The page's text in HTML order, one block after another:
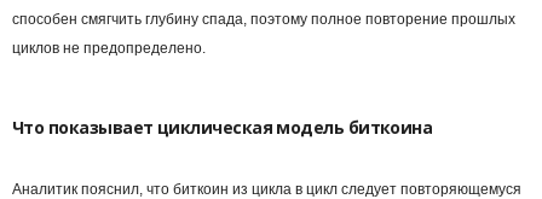
способен смягчить глубину спада, поэтому полное повторение прошлых
циклов не предопределено.
Что показывает циклическая модель биткоина
Аналитик пояснил, что биткоин из цикла в цикл следует повторяющемуся